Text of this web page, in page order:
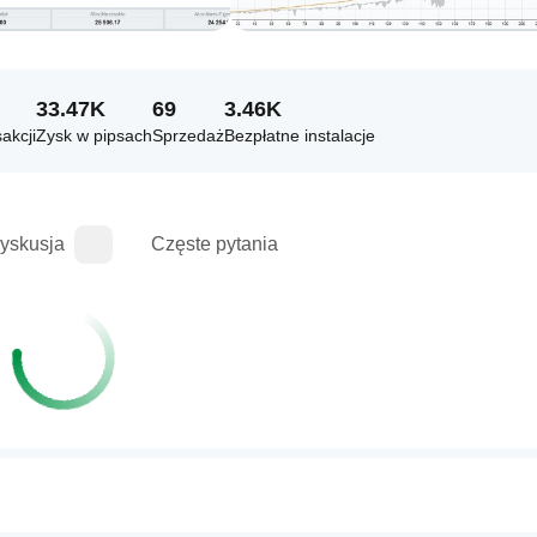
33.47K
Zysk w pipsach
69
Sprzedaż
3.46K
Bezpłatne instalacje
Częste pytania